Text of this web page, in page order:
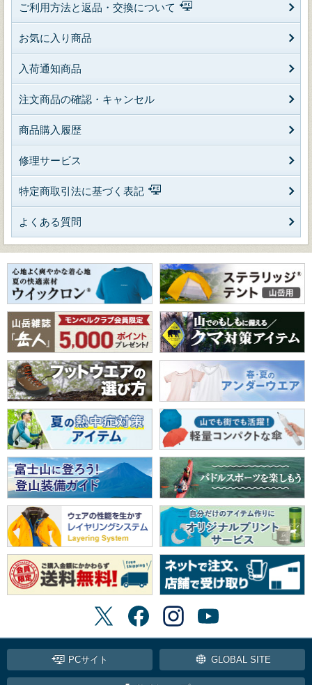
ご利用方法と返品・交換について
お気に入り商品
入荷通知商品
注文商品の確認・キャンセル
商品購入履歴
修理サービス
特定商取引法に基づく表記
よくある質問
PCサイト GLOBAL SITE